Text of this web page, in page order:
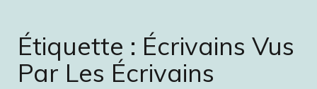
Étiquette : Écrivains Vus
Par Les Écrivains